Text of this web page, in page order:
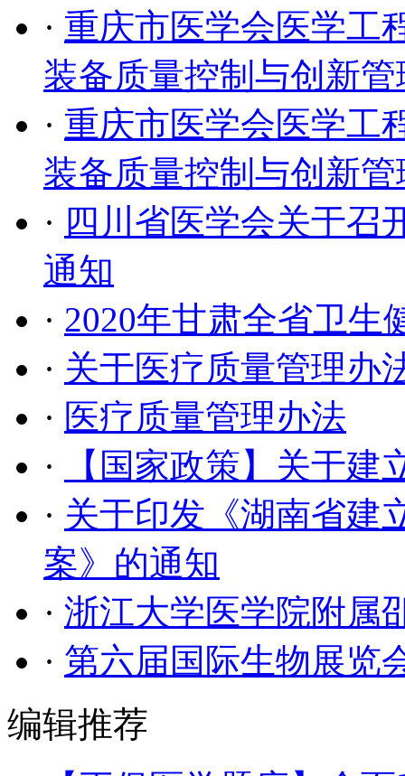
· 重庆市医学会医学工
装备质量控制与创新
· 重庆市医学会医学工
装备质量控制与创新
· 四川省医学会关于召
通知
· 2020年甘肃全省卫生
· 关于医疗质量管理办
· 医疗质量管理办法
·
【国家政策】关于
· 关于印发《湖南省建
案》的通知
· 浙江大学医学院附属
· 第六届国际生物展览
编辑推荐